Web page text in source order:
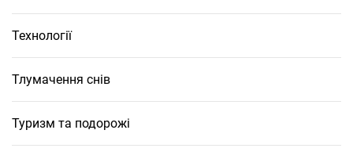
Технології
Тлумачення снів
Туризм та подорожі